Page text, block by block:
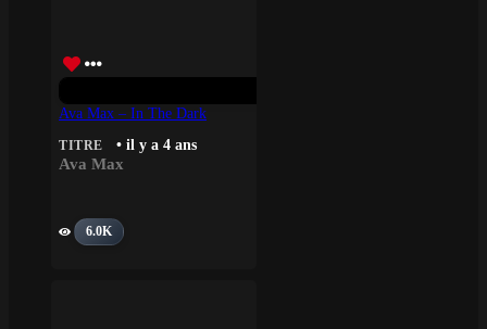
Ava Max – In The Dark
TITRE • il y a 4 ans
Ava Max
6.0K